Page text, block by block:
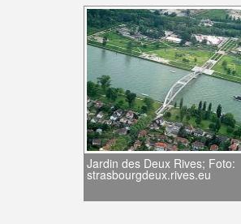
Jardin des Deux Rives; Foto:
strasbourgdeux.rives.eu